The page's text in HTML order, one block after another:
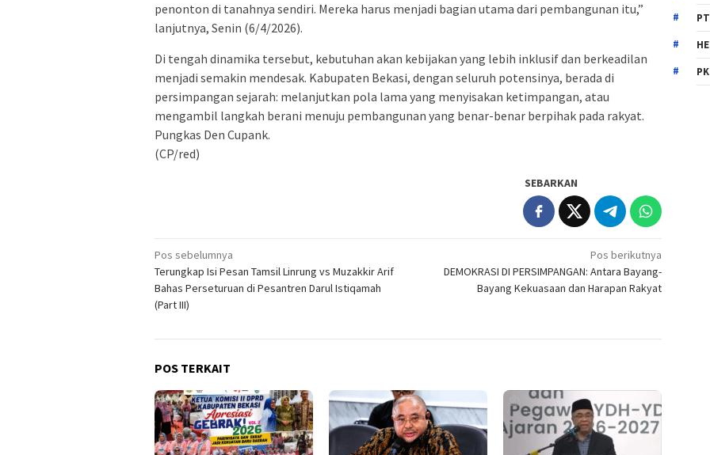
penonton di tanahnya sendiri. Mereka harus menjadi bagian utama dari pembangunan itu,”
lanjutnya, Senin (6/4/2026).
Di tengah dinamika tersebut, kebutuhan akan kebijakan yang lebih inklusif dan berkeadilan
menjadi semakin mendesak. Kabupaten Bekasi, dengan seluruh potensinya, berada di
persimpangan sejarah: melanjutkan pola lama yang menyisakan ketimpangan, atau
mengambil langkah berani menuju pembangunan yang benar-benar berpihak pada rakyat.
Pungkas Den Cupank.
(CP/red)
SEBARKAN
Navigasi
pos
Pos sebelumnya
Terungkap Isi Pesan Tamsil Linrung vs Muzakkir Arif
Bahas Perseturuan di Pesantren Darul Istiqamah
(Part III)
Pos berikutnya
DEMOKRASI DI PERSIMPANGAN: Antara Bayang-
Bayang Kekuasaan dan Harapan Rakyat
POS TERKAIT